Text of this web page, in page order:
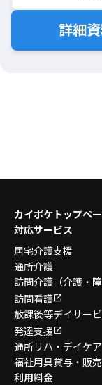
詳細
カイポケトップペ
対応サービス
居宅介護支援
通所介護
訪問介護 （介護・
訪問看護
放課後等デイサービ
発達支援
通所リハ・デイケア
福祉用具貸与・販売
利用料金